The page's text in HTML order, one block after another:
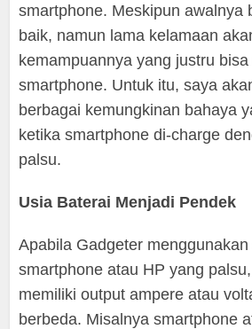
smartphone. Meskipun awalnya
baik, namun lama kelamaan
kemampuannya yang justru
smartphone. Untuk itu, saya
berbagai kemungkinan bahaya
ketika smartphone di-charge
palsu.
Usia Baterai Menjadi Pendek
Apabila Gadgeter
smartphone atau HP yang
memiliki output ampere atau
berbeda. Misalnya smartphone